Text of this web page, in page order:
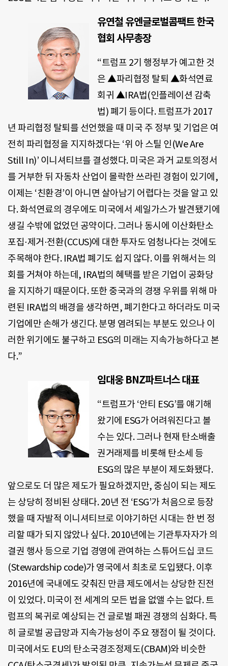
유연철 유엔글로벌콤팩트 한국
협회 사무총장
“트럼프 2기 행정부가 예고한 것
은 ▲파리협정 탈퇴 ▲화석연료
회귀 ▲IRA법(인플레이션 감축
법) 폐기 등이다. 트럼프가 2017
년 파리협정 탈퇴를 선언했을 때 미국 주 정부 및 기업은 여
전히 파리협정을 지지하겠다는 ‘위 아 스틸 인(We Are
Still In)’ 이니셔티브를 결성했다. 미국은 과거 교토의정서
를 거부한 뒤 자동차 산업이 몰락한 쓰라린 경험이 있기에,
이제는 ‘친환경’이 아니면 살아남기 어렵다는 것을 알고 있
다. 화석연료의 경우에도 미국에서 셰일가스가 발견됐기에
생길 수밖에 없었던 공약이다. 그러나 동시에 이산화탄소
포집⋅제거⋅전환(CCUS)에 대한 투자도 엄청나다는 것에도
주목해야 한다. IRA법 폐기도 쉽지 않다. 이를 위해서는 의
회를 거쳐야 하는데, IRA법의 혜택를 받은 기업이 공화당
을 지지하기 때문이다. 또한 중국과의 경쟁 우위를 위해 마
련된 IRA법의 배경을 생각하면, 폐기한다고 하더라도 미국
기업에만 손해가 생긴다. 분명 염려되는 부분도 있으나 이
러한 위기에도 불구하고 ESG의 미래는 지속가능하다고 본
다.”
임대웅 BNZ파트너스 대표
“트럼프가 ‘안티 ESG’를 얘기해
왔기에 ESG가 어려워진다고 볼
수는 있다. 그러나 현재 탄소배출
권거래제를 비롯해 탄소세 등
ESG의 많은 부분이 제도화됐다.
앞으로도 더 많은 제도가 필요하겠지만, 중심이 되는 제도
는 상당히 정비된 상태다. 20년 전 ‘ESG’가 처음으로 등장
했을 때 자발적 이니셔티브로 이야기하던 시대는 한 번 정
리할 때가 되지 않았나 싶다. 2010년에는 기관투자자가 의
결권 행사 등으로 기업 경영에 관여하는 스튜어드십 코드
(Stewardship code)가 영국에서 최초로 도입됐다. 이후
2016년에 국내에도 갖춰진 만큼 제도에서는 상당한 진전
이 있었다. 미국이 전 세계의 모든 법을 없앨 수는 없다. 트
럼프의 복귀로 예상되는 건 글로벌 패권 경쟁의 심화다. 특
히 글로벌 공급망과 지속가능성이 주요 쟁점이 될 것이다.
미국에서도 EU의 탄소국경조정제도(CBAM)와 비슷한